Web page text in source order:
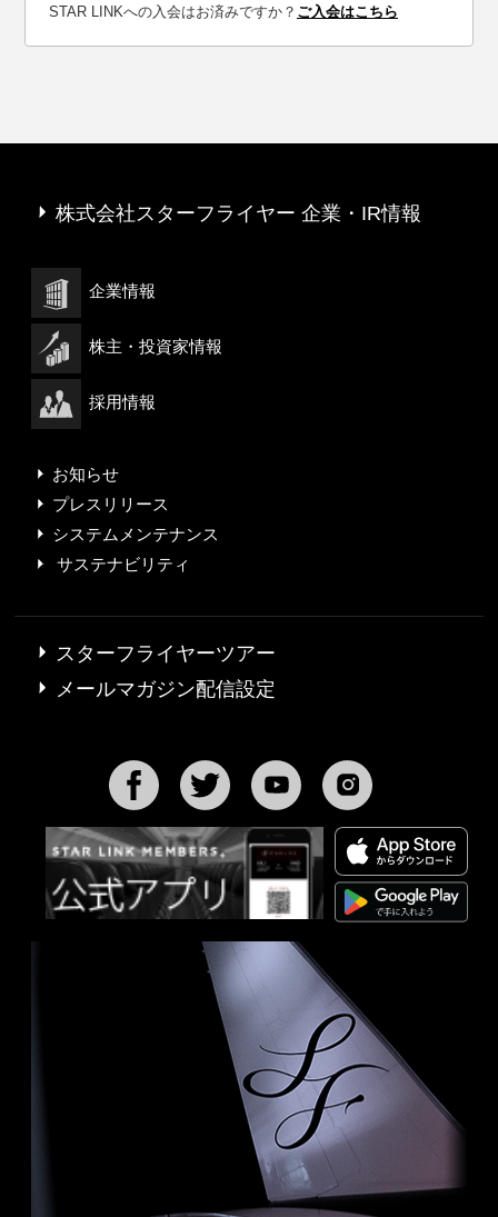
STAR LINKへの入会はお済みですか？ ご入会はこちら
株式会社スターフライヤー 企業・IR情報
企業情報
株主・投資家情報
採用情報
お知らせ
プレスリリース
システムメンテナンス
サステナビリティ
スターフライヤーツアー
メールマガジン配信設定